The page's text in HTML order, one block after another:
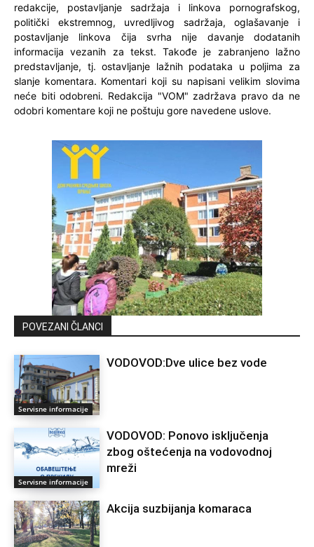
redakcije, postavljanje sadržaja i linkova pornografskog,
politički ekstremnog, uvredljivog sadržaja, oglašavanje i
postavljanje linkova čija svrha nije davanje dodatanih
informacija vezanih za tekst. Takođe je zabranjeno lažno
predstavljanje, tj. ostavljanje lažnih podataka u poljima za
slanje komentara. Komentari koji su napisani velikim slovima
neće biti odobreni. Redakcija "VOM" zadržava pravo da ne
odobri komentare koji ne poštuju gore navedene uslove.
POVEZANI ČLANCI
Servisne informacije
VODOVOD:Dve ulice bez vode
Servisne informacije
VODOVOD: Ponovo isključenja
zbog oštećenja na vodovodnoj
mreži
Akcija suzbijanja komaraca